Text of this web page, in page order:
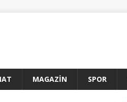
MAGAZİN SPOR